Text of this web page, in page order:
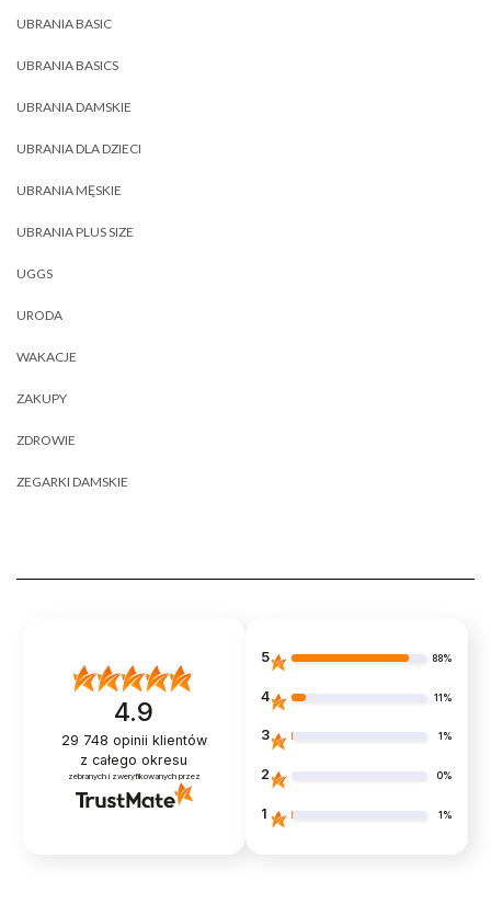
UBRANIA BASIC
UBRANIA BASICS
UBRANIA DAMSKIE
UBRANIA DLA DZIECI
UBRANIA MĘSKIE
UBRANIA PLUS SIZE
UGGS
URODA
WAKACJE
ZAKUPY
ZDROWIE
ZEGARKI DAMSKIE
4.9
29 748 opinii klientów
z całego okresu
zebranych i zweryfikowanych przez
5 88%
4 11%
3 1%
2 0%
1 1%